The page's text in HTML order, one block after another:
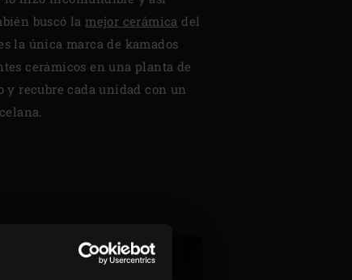
buscó lamejor cerámica del
la única marca de kamados
cerámicos en una planta de
y recubre cada unidad con un